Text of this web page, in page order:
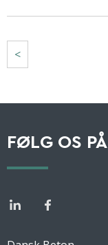
<
FØLG OS PÅ